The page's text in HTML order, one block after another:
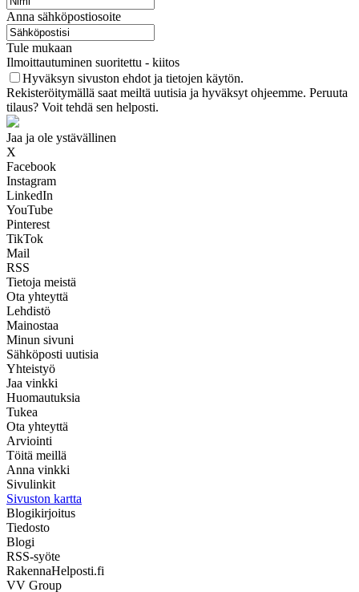
Anna sähköpostiosoite
Tule mukaan
Ilmoittautuminen suoritettu - kiitos
Hyväksyn sivuston ehdot ja tietojen käytön.
Rekisteröitymällä saat meiltä uutisia ja hyväksyt ohjeemme. Peruuta
tilaus? Voit tehdä sen helposti.
Jaa ja ole ystävällinen
X
Facebook
Instagram
LinkedIn
YouTube
Pinterest
TikTok
Mail
RSS
Tietoja meistä
Ota yhteyttä
Lehdistö
Mainostaa
Minun sivuni
Sähköposti uutisia
Yhteistyö
Jaa vinkki
Huomautuksia
Tukea
Ota yhteyttä
Arviointi
Töitä meillä
Anna vinkki
Sivulinkit
Sivuston kartta
Blogikirjoitus
Tiedosto
Blogi
RSS-syöte
RakennaHelposti.fi
VV Group